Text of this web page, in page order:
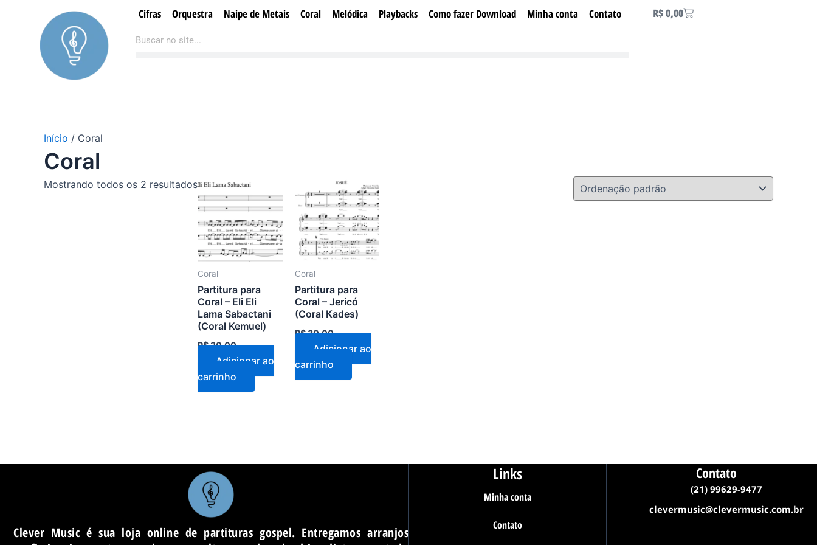
conteúdo
Cifras Orquestra Naipe de Metais Coral Melódica Playbacks Como fazer Download Minha conta Contato
Pesquisar
R$0,00Carrinho
Início / Coral
Coral
Mostrando todos os 2 resultados
Coral
Partitura para
Coral – Eli Eli
Lama Sabactani
(Coral Kemuel)
R$20,00
Adicionar ao
carrinho
Coral
Partitura para
Coral – Jericó
(Coral Kades)
R$30,00
Adicionar ao
carrinho
Clever Music é sua loja online de partituras gospel. Entregamos arranjos
Links
Minha conta
Contato
Contato
(21) 99629-9477
clevermusic@clevermusic.com.br